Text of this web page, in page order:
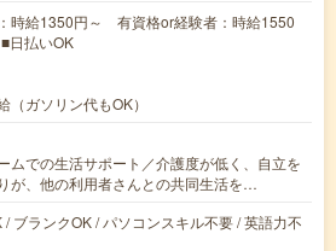
時給1350円～ 有資格or経験者：時給1550
日払いOK
（ガソリン代もOK）
ムでの生活サポート／介護度が低く、自立を
が、他の利用者さんとの共同生活を…
/ ブランクOK / パソコンスキル不要 / 英語力不